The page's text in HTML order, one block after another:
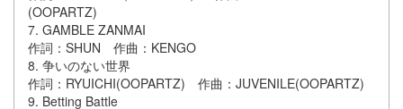
(OOPARTZ)
7. GAMBLE ZANMAI
作詞：SHUN 作曲：KENGO
8. 争いのない世界
作詞：RYUICHI(OOPARTZ) 作曲：JUVENILE(OOPARTZ)
9. Betting Battle